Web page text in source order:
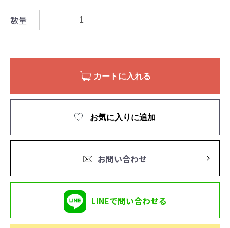
数量
カートに入れる
お気に入りに追加
お問い合わせ
LINEで問い合わせる